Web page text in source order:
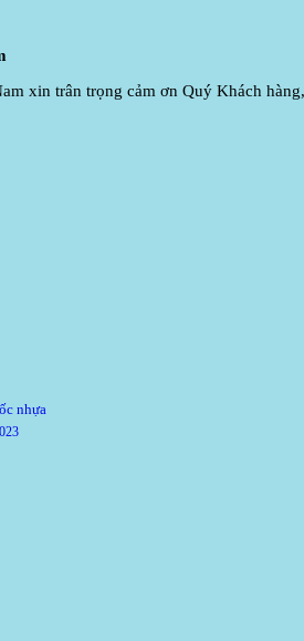
xin trân trọng cảm ơn Quý Khách
nhựa